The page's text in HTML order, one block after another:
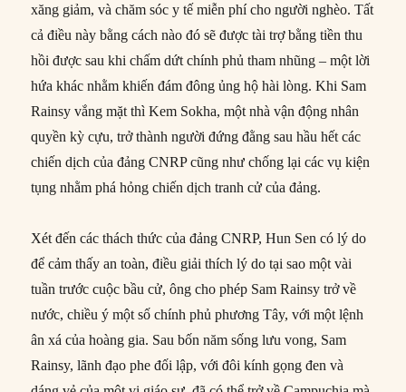
xăng giảm, và chăm sóc y tế miễn phí cho người nghèo. Tất
cả điều này bằng cách nào đó sẽ được tài trợ bằng tiền thu
hồi được sau khi chấm dứt chính phủ tham nhũng – một lời
hứa khác nhằm khiến đám đông ủng hộ hài lòng. Khi Sam
Rainsy vắng mặt thì Kem Sokha, một nhà vận động nhân
quyền kỳ cựu, trở thành người đứng đằng sau hầu hết các
chiến dịch của đảng CNRP cũng như chống lại các vụ kiện
tụng nhằm phá hỏng chiến dịch tranh cử của đảng.
Xét đến các thách thức của đảng CNRP, Hun Sen có lý do
để cảm thấy an toàn, điều giải thích lý do tại sao một vài
tuần trước cuộc bầu cử, ông cho phép Sam Rainsy trở về
nước, chiều ý một số chính phủ phương Tây, với một lệnh
ân xá của hoàng gia. Sau bốn năm sống lưu vong, Sam
Rainsy, lãnh đạo phe đối lập, với đôi kính gọng đen và